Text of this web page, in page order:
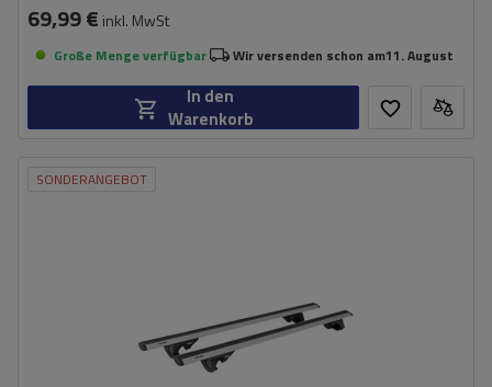
69,99 € inkl. MwSt
Große Menge verfügbar Wir versenden schon am11. August
In den
Warenkorb
SONDERANGEBOT